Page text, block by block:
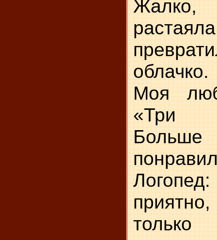
облачко.
Моя
«Три